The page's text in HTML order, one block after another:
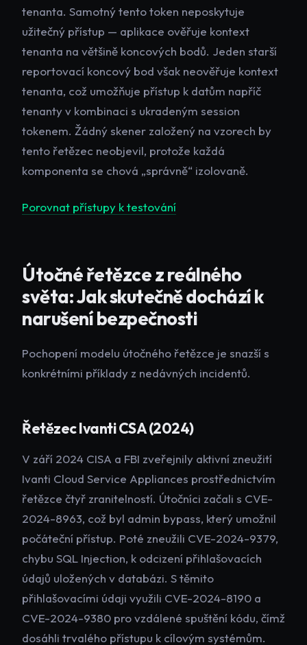
tenanta. Samotný tento token neposkytuje
užitečný přístup — aplikace ověřuje kontext
tenanta na většině koncových bodů. Jeden starší
reportovací koncový bod však neověřuje kontext
tenanta, což umožňuje přístup k datům napříč
tenanty v kombinaci s ukradeným session
tokenem. Žádný skener založený na vzorech by
tento řetězec neobjevil, protože každá
komponenta se chová „správně“ izolovaně.
Porovnat přístupy k testování
Útočné řetězce z reálného
světa: Jak skutečně dochází k
narušení bezpečnosti
Pochopení modelu útočného řetězce je snazší s
konkrétními příklady z nedávných incidentů.
Řetězec Ivanti CSA (2024)
V září 2024 CISA a FBI zveřejnily aktivní zneužití
Ivanti Cloud Service Appliances prostřednictvím
řetězce čtyř zranitelností. Útočníci začali s CVE-
2024-8963, což byl admin bypass, který umožnil
počáteční přístup. Poté zneužili CVE-2024-9379,
chybu SQL Injection, k odcizení přihlašovacích
údajů uložených v databázi. S těmito
přihlašovacími údaji využili CVE-2024-8190 a
CVE-2024-9380 pro vzdálené spuštění kódu, čímž
dosáhli trvalého přístupu k cílovým systémům.